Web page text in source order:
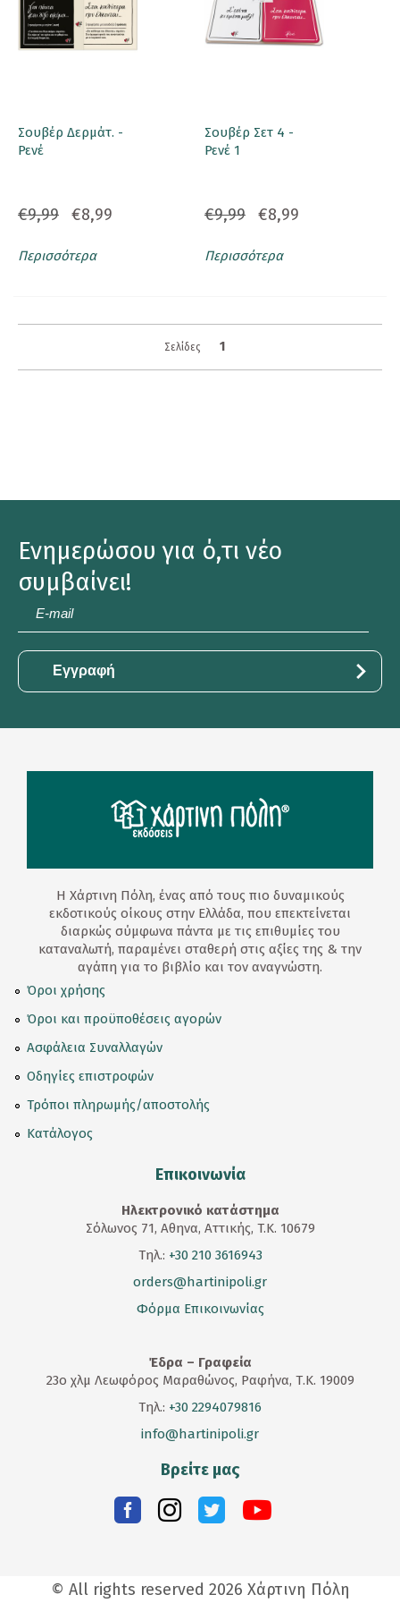
Σουβέρ Δερμάτ. -
Ρενέ
€9,99 €8,99
Περισσότερα
Σουβέρ Σετ 4 -
Ρενέ 1
€9,99 €8,99
Περισσότερα
Σελίδες 1
Ενημερώσου για ό,τι νέο
συμβαίνει!
Η Χάρτινη Πόλη, ένας από τους πιο δυναμικούς
εκδοτικούς οίκους στην Ελλάδα, που επεκτείνεται
διαρκώς σύμφωνα πάντα με τις επιθυμίες του
καταναλωτή, παραμένει σταθερή στις αξίες της & την
αγάπη για το βιβλίο και τον αναγνώστη.
Όροι χρήσης
Όροι και προϋποθέσεις αγορών
Ασφάλεια Συναλλαγών
Οδηγίες επιστροφών
Τρόποι πληρωμής/αποστολής
Κατάλογος
Επικοινωνία
Ηλεκτρονικό κατάστημα
Σόλωνος 71, Αθηνα, Αττικής, T.K. 10679
Τηλ.: +30 210 3616943
orders@hartinipoli.gr
Φόρμα Επικοινωνίας
Έδρα – Γραφεία
23ο χλμ Λεωφόρος Μαραθώνος, Ραφήνα, Τ.Κ. 19009
Τηλ.: +30 2294079816
info@hartinipoli.gr
Βρείτε μας
© All rights reserved 2026 Χάρτινη Πόλη